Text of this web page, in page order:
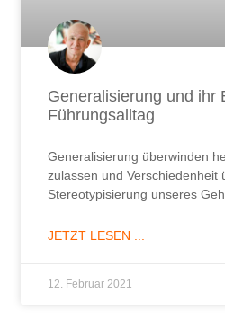
Generalisierung und ihr
Führungsalltag
Generalisierung überwinden
zulassen und Verschiedenheit
Stereotypisierung unseres
JETZT LESEN ...
12. Februar 2021